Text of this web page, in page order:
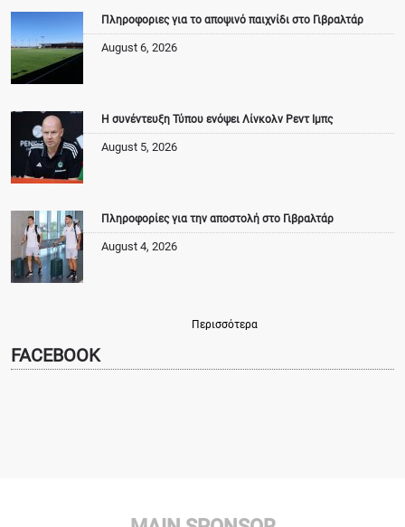
Πληροφοριες για το αποψινό παιχνίδι στο Γιβραλτάρ
August 6, 2026
Η συνέντευξη Τύπου ενόψει Λίνκολν Ρεντ Ιμπς
August 5, 2026
Πληροφορίες για την αποστολή στο Γιβραλτάρ
August 4, 2026
Περισσότερα
FACEBOOK